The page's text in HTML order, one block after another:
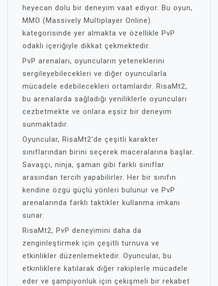
heyecan dolu bir deneyim vaat ediyor. Bu oyun,
MMO (Massively Multiplayer Online)
kategorisinde yer almakta ve özellikle PvP
odaklı içeriğiyle dikkat çekmektedir.
PvP arenaları, oyuncuların yeteneklerini
sergileyebilecekleri ve diğer oyuncularla
mücadele edebilecekleri ortamlardır. RisaMt2,
bu arenalarda sağladığı yeniliklerle oyuncuları
cezbetmekte ve onlara eşsiz bir deneyim
sunmaktadır.
Oyuncular, RisaMt2'de çeşitli karakter
sınıflarından birini seçerek maceralarına başlar.
Savaşçı, ninja, şaman gibi farklı sınıflar
arasından tercih yapabilirler. Her bir sınıfın
kendine özgü güçlü yönleri bulunur ve PvP
arenalarında farklı taktikler kullanma imkanı
sunar.
RisaMt2, PvP deneyimini daha da
zenginleştirmek için çeşitli turnuva ve
etkinlikler düzenlemektedir. Oyuncular, bu
etkinliklere katılarak diğer rakiplerle mücadele
eder ve şampiyonluk için çekişmeli bir rekabet